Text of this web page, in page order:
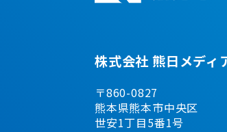
株式会社 熊日メディ
〒860-0827
熊本県熊本市中央区
世安1丁目5番1号